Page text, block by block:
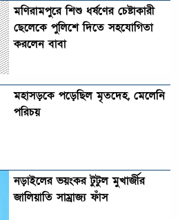
মণিরামপুরে শিশু ধর্ষণের চেষ্টাকারী
ছেলেকে পুলিশে দিতে সহযোগিতা
করলেন বাবা
মহাসড়কে পড়েছিল মৃতদেহ, মেলেনি
পরিচয়
নড়াইলের ভয়ংকর টুটুল মুখার্জীর
জালিয়াতি সাম্রাজ্য ফাঁস